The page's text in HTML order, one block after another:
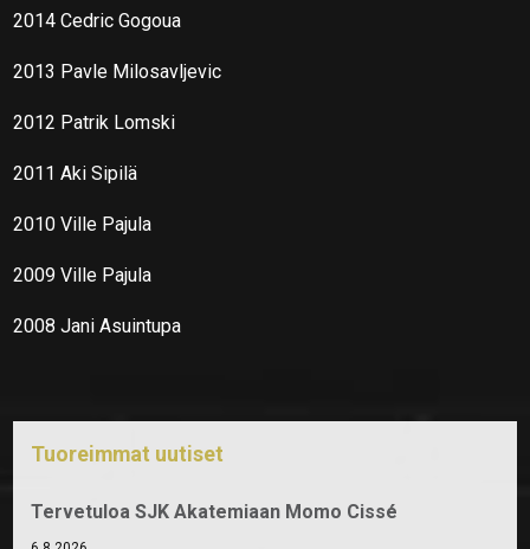
2014 Cedric Gogoua
2013 Pavle Milosavljevic
2012 Patrik Lomski
2011 Aki Sipilä
2010 Ville Pajula
2009 Ville Pajula
2008 Jani Asuintupa
Tuoreimmat uutiset
Tervetuloa SJK Akatemiaan Momo Cissé